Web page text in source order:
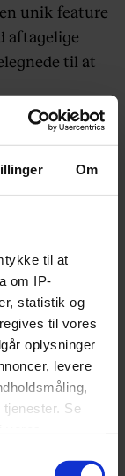
Om
til at
om IP-
statistik og
til vores
oplysninger
levere
Se
unik feature
aftagelige
til at
men hvis
er han
køkkenets
på dine